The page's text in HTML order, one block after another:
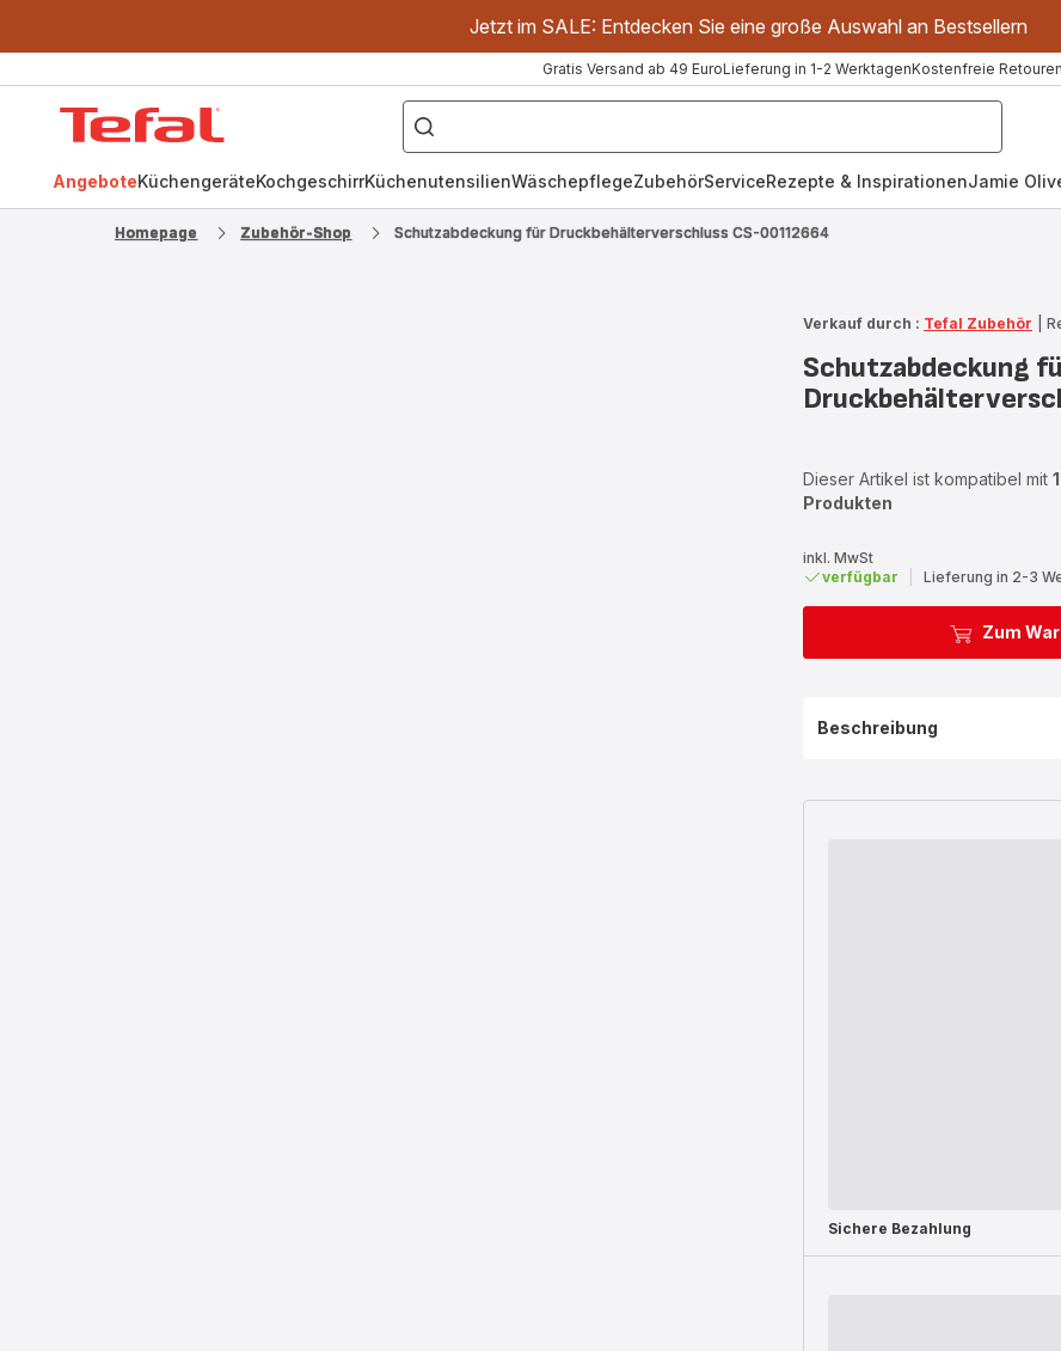
Jetzt im SALE: Entdecken Sie eine große Auswahl an Bestsellern
Gratis Versand ab 49 EuroLieferung in 1-2 WerktagenKostenfreie Retouren
["OptiGrill","Easy
Fry","Pfanne"]
AngeboteKüchengeräteKochgeschirrKüchenutensilienWäschepflegeZubehörServiceRezepte & InspirationenJamie
Homepage Zubehör-Shop Schutzabdeckung für Druckbehälterverschluss CS-00112664
Verkauf durch : Tefal Zubehör
Schutzabdeckung
Dieser Artikel ist kompatibel mit
Produkten
inkl. MwSt
verfügbar
Lieferung in 2-3
Zum
Beschreibung
Sichere Bezahlung